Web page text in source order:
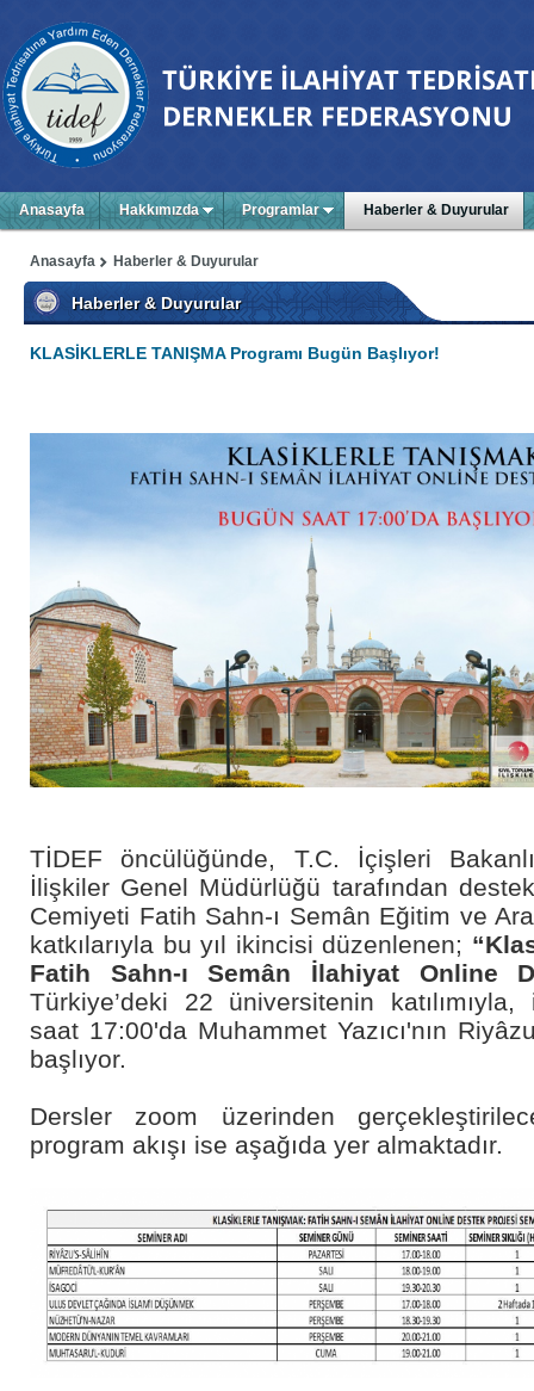
Anasayfa Hakkımızda Programlar Haberler & Duyurular
Haberler & Duyurular
Anasayfa
Haberler & Duyurular
KLASİKLERLE TANIŞMA Programı Bugün Başlıyor!
TİDEF öncülüğünde, T.C. İçişleri
İlişkiler Genel Müdürlüğü tarafından
Cemiyeti Fatih Sahn-ı Semân Eğitim ve
katkılarıyla bu yıl ikincisi düzenlenen;
Fatih Sahn-ı Semân İlahiyat Online
Türkiye’deki 22 üniversitenin
saat 17:00'da Muhammet Yazıcı'nın
başlıyor.
Dersler zoom üzerinden
program akışı ise aşağıda yer almaktadır.